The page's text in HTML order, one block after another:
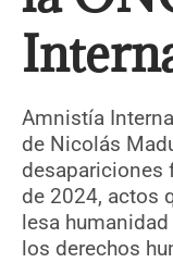
Amnistía
de Nicolás
desapariciones
de 2024, actos
lesa
los derechos